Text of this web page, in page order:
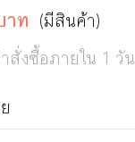
ท (มีสินค้า)
สั่งซื้อภายใน 1 วัน